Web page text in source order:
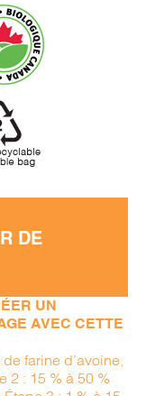
DE
UN
AVEC CETTE
farine d’avoine,
2 : 15 % à 50 %